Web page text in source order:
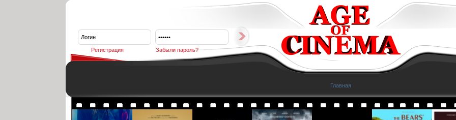
Регистрация Забыли пароль?
Главная